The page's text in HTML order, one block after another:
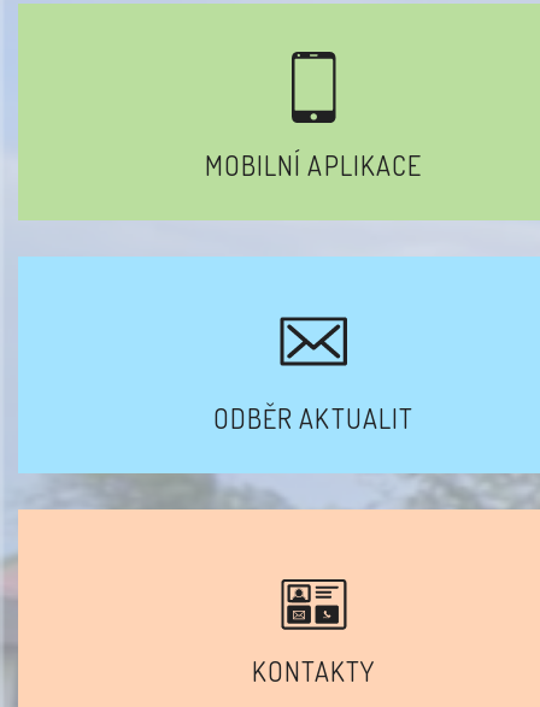
MOBILNÍ APLIKACE
ODBĚR AKTUALIT
KONTAKTY